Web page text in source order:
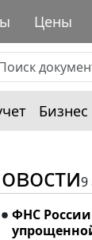
Цены
Бизнес
9
ФНС России